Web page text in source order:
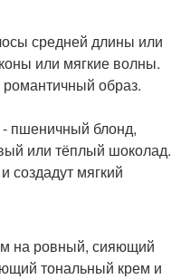
средней длины или
или мягкие волны.
образ.
- пшеничный блонд,
или тёплый шоколад.
создадут мягкий
на ровный, сияющий
тональный крем и